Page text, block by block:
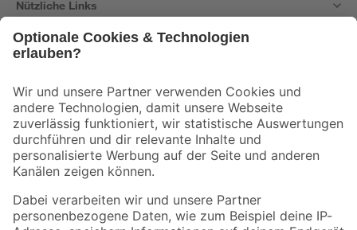
Nützliche Links
Der toom Newsletter: Keine Angebote und Aktionen mehr verpassen!
Zur Newsletter Anmeldung
Folge uns